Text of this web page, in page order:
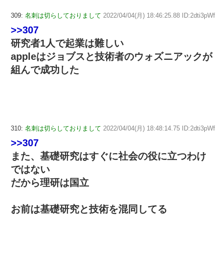
309: 名刺は切らしておりまして 2022/04/04(月) 18:46:25.88 ID:2dti3pWf
>>307
研究者1人で起業は難しい
appleはジョブスと技術者のウォズニアックが
組んで成功した
310: 名刺は切らしておりまして 2022/04/04(月) 18:48:14.75 ID:2dti3pWf
>>307
また、基礎研究はすぐに社会の役に立つわけ
ではない
だから理研は国立
お前は基礎研究と技術を混同してる